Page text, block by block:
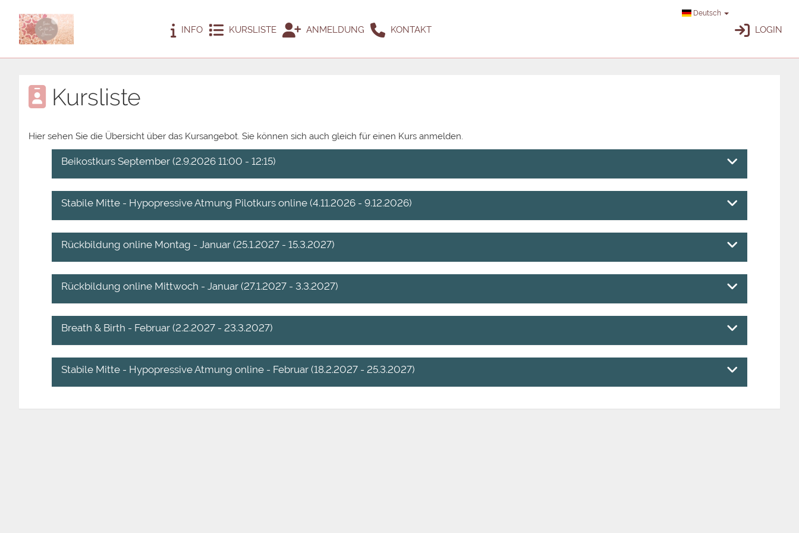
INFO KURSLISTE ANMELDUNG KONTAKT
Deutsch
LOGIN
Kursliste
Hier sehen Sie die Übersicht über das Kursangebot. Sie können sich auch gleich für einen Kurs anmelden.
Beikostkurs September (2.9.2026 11:00 - 12:15)
Stabile Mitte - Hypopressive Atmung Pilotkurs online (4.11.2026 - 9.12.2026)
Rückbildung online Montag - Januar (25.1.2027 - 15.3.2027)
Rückbildung online Mittwoch - Januar (27.1.2027 - 3.3.2027)
Breath & Birth - Februar (2.2.2027 - 23.3.2027)
Stabile Mitte - Hypopressive Atmung online - Februar (18.2.2027 - 25.3.2027)